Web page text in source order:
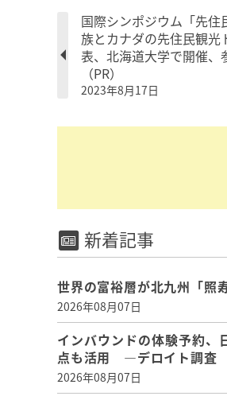
国際シンポジウム「先住
族とカナダの先住民観光
表、北海道大学で開催
（PR）
2023年8月17日
新着記事
世界の富裕層が北九州「照
2026年08月07日
インバウンドの体験予約、
点も活用 ―デロイト調査
2026年08月07日